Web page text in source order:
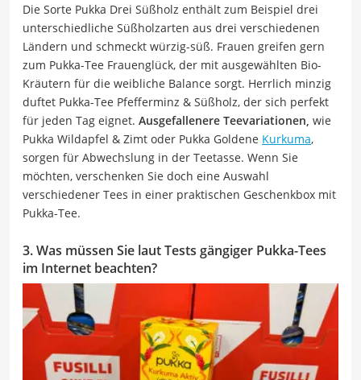
Die Sorte Pukka Drei Süßholz enthält zum Beispiel drei
unterschiedliche Süßholzarten aus drei verschiedenen
Ländern und schmeckt würzig-süß. Frauen greifen gern
zum Pukka-Tee Frauenglück, der mit ausgewählten Bio-
Kräutern für die weibliche Balance sorgt. Herrlich minzig
duftet Pukka-Tee Pfefferminz & Süßholz, der sich perfekt
für jeden Tag eignet. Ausgefallenere Teevariationen, wie
Pukka Wildapfel & Zimt oder Pukka Goldene Kurkuma,
sorgen für Abwechslung in der Teetasse. Wenn Sie
möchten, verschenken Sie doch eine Auswahl
verschiedener Tees in einer praktischen Geschenkbox mit
Pukka-Tee.
3. Was müssen Sie laut Tests gängiger Pukka-Tees
im Internet beachten?